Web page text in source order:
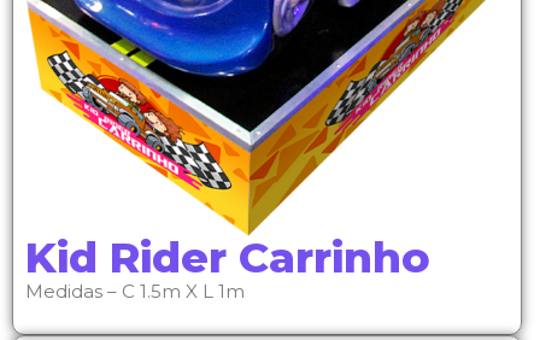
Kid Rider Carrinho
Medidas – C 1.5m X L 1m